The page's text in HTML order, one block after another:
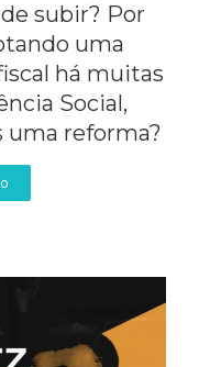
subir? Por
uma
há muitas
Social,
uma reforma?